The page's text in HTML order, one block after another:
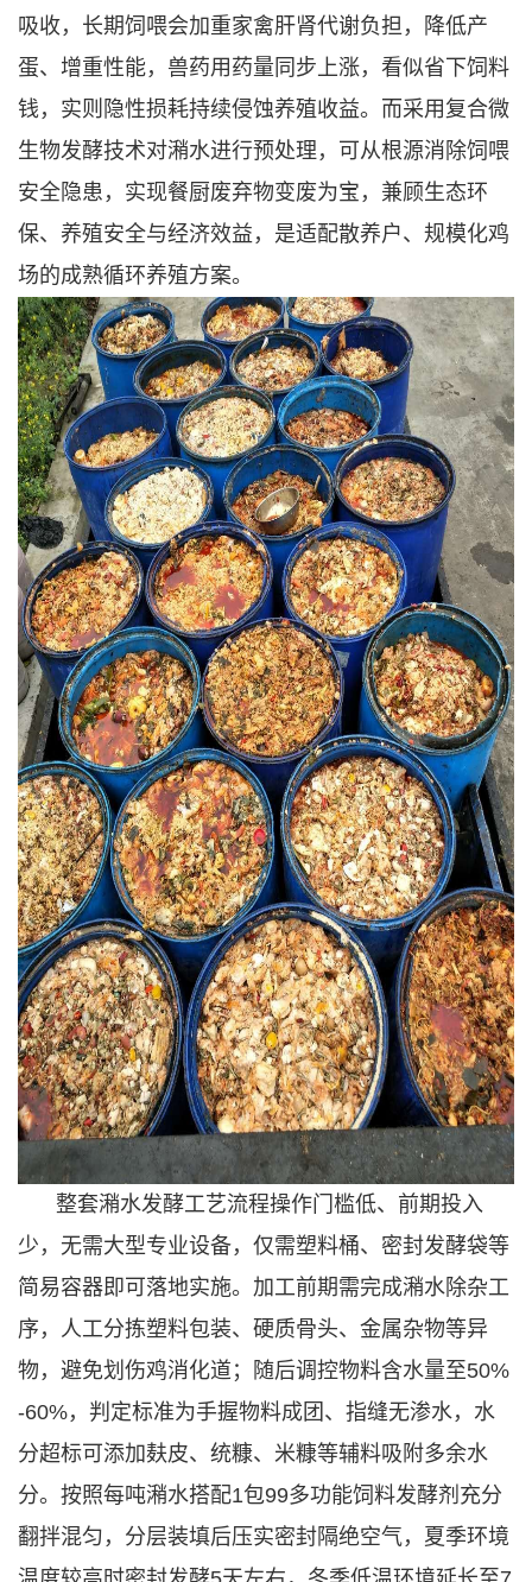
吸收，长期饲喂会加重家禽肝肾代谢负担，降低产
蛋、增重性能，兽药用药量同步上涨，看似省下饲料
钱，实则隐性损耗持续侵蚀养殖收益。而采用复合微
生物发酵技术对潲水进行预处理，可从根源消除饲喂
安全隐患，实现餐厨废弃物变废为宝，兼顾生态环
保、养殖安全与经济效益，是适配散养户、规模化鸡
场的成熟循环养殖方案。
整套潲水发酵工艺流程操作门槛低、前期投入
少，无需大型专业设备，仅需塑料桶、密封发酵袋等
简易容器即可落地实施。加工前期需完成潲水除杂工
序，人工分拣塑料包装、硬质骨头、金属杂物等异
物，避免划伤鸡消化道；随后调控物料含水量至50%
-60%，判定标准为手握物料成团、指缝无渗水，水
分超标可添加麸皮、统糠、米糠等辅料吸附多余水
分。按照每吨潲水搭配1包99多功能饲料发酵剂充分
翻拌混匀，分层装填后压实密封隔绝空气，夏季环境